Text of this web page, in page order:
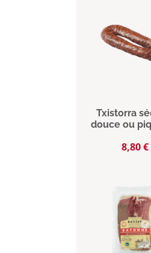
Txistorra
douce ou
Prix
8,80 €